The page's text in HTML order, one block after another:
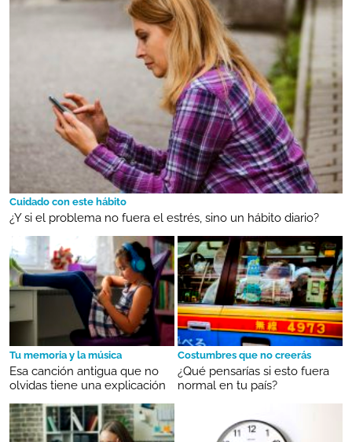
Cuidado con este hábito
¿Y si el problema no fuera el estrés, sino un hábito diario?
Tu memoria y la música
Esa canción antigua que no
olvidas tiene una explicación
Costumbres que no creerás
¿Qué pensarías si esto fuera
normal en tu país?